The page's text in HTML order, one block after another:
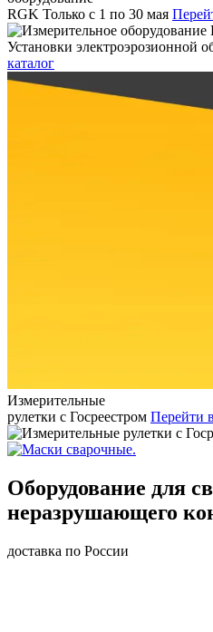
RGK Только с 1 по 30 мая
Установки электроэрозионной
каталог
Измерительные
рулетки с Госреестром Перейти
Оборудование для
неразрушающего
доставка по России